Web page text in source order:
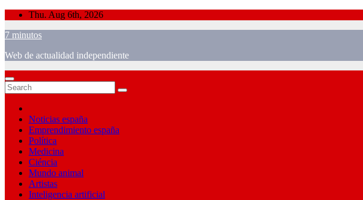
Skip
content
Thu. Aug 6th, 2026
7 minutos
Web de actualidad independiente
Noticias españa
Emprendimiento españa
Política
Medicina
Ciéncia
Mundo animal
Artistas
Inteligencia artificial